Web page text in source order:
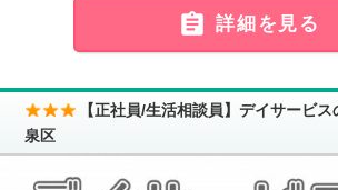
 詳細を見る
【正社員/生活相談員】デイサービ
泉区